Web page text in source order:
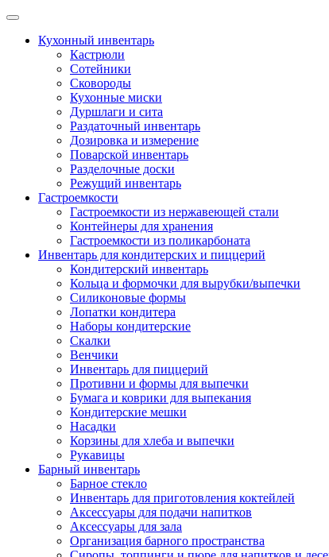
Skip
contentКухонный инвентарь
Кастрюли
Сотейники
Сковороды
Кухонные миски
Дуршлаги и сита
Раздаточный инвентарь
Дозировка и измерение
Поварской инвентарь
Разделочные доски
Режущий инвентарь
Гастроемкости
Гастроемкости из нержавеющей стали
Контейнеры для хранения
Гастроемкости из поликарбоната
Инвентарь для кондитерских и пиццерий
Кондитерский инвентарь
Кольца и формочки для вырубки/выпечки
Силиконовые формы
Лопатки кондитера
Наборы кондитерские
Скалки
Венчики
Инвентарь для пиццерий
Противни и формы для выпечки
Бумага и коврики для выпекания
Кондитерские мешки
Насадки
Корзины для хлеба и выпечки
Рукавицы
Барный инвентарь
Барное стекло
Инвентарь для приготовления коктейлей
Аксессуары для подачи напитков
Аксессуары для зала
Организация барного пространства